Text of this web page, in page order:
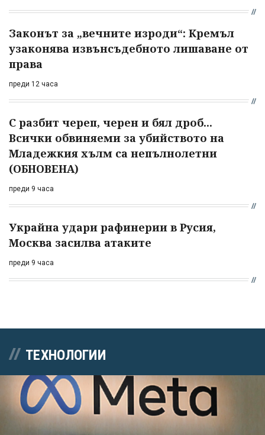
Законът за „вечните изроди“: Кремъл
узаконява извънсъдебното лишаване от
права
преди 12 часа
С разбит череп, черен и бял дроб...
Всички обвиняеми за убийството на
Младежкия хълм са непълнолетни
(ОБНОВЕНА)
преди 9 часа
Украйна удари рафинерии в Русия,
Москва засилва атаките
преди 9 часа
ТЕХНОЛОГИИ